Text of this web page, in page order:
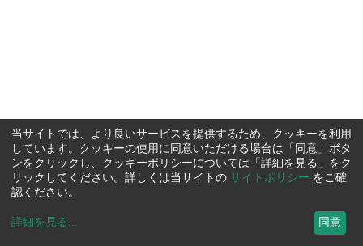
当サイトでは、より良いサービスを提供するため、クッキーを利用
しています。クッキーの使用に同意いただける場合は「同意」ボタ
ンをクリックし、クッキーポリシーについては「詳細を見る」をク
リックしてください。詳しくは当サイトの サイトポリシー をご確
認ください。
詳細を見る ... 同意